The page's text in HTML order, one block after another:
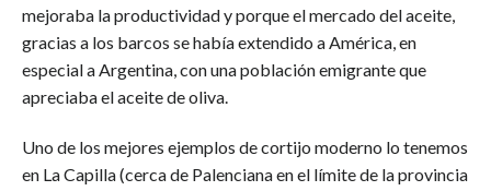
mejoraba la productividad y porque el mercado del aceite,
gracias a los barcos se había extendido a América, en
especial a Argentina, con una población emigrante que
apreciaba el aceite de oliva.
Uno de los mejores ejemplos de cortijo moderno lo tenemos
en La Capilla (cerca de Palenciana en el límite de la provincia